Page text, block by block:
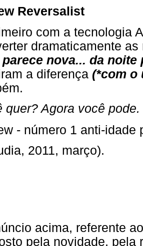
Reversalist
com a tecnologia
dramaticamente
nova... da noite
a diferença (*com o
quer? Agora você pode.
- número 1 anti-idade
2011, março).
acima, referente
pela novidade, pela